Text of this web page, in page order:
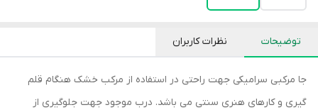
توضیحات نظرات کاربران
جا مرکبی سرامیکی جهت راحتی در استفاده از مرکب خشک هنگام قلم
گیری و کارهای هنری سنتی می باشد. درب موجود جهت جلوگیری از